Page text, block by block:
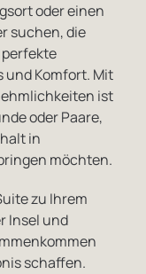
oder einen
suchen, die
und Komfort. Mit
ist
oder Paare,
in
möchten.
zu Ihrem
Insel und
schaffen.